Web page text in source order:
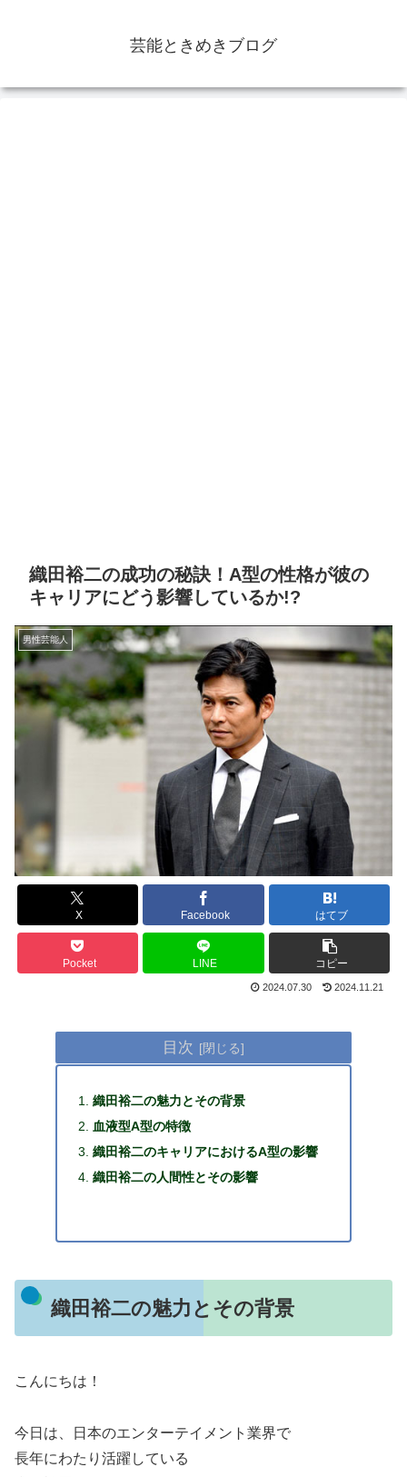
芸能ときめきブログ
織田裕二の成功の秘訣！A型の性格が彼の
キャリアにどう影響しているか!?
男性芸能人
X Facebook はてブ
Pocket LINE コピー
2024.07.30 2024.11.21
目次
織田裕二の魅力とその背景
血液型A型の特徴
織田裕二のキャリアにおけるA型の影響
織田裕二の人間性とその影響
織田裕二の魅力とその背景
こんにちは！
今日は、日本のエンターテイメント業界で
長年にわたり活躍している